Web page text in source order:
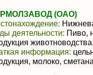
(ОАО)
деятельности: Пиво,
информация:
молоко,